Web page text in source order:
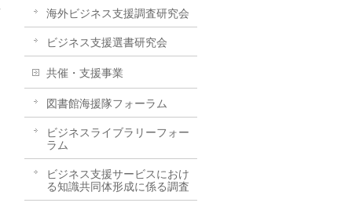
海外ビジネス支援調査研究会
ビジネス支援選書研究会
共催・支援事業
図書館海援隊フォーラム
ビジネスライブラリーフォー
ラム
ビジネス支援サービスにおけ
る知識共同体形成に係る調査